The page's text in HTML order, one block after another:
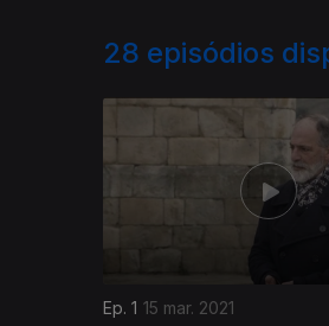
28 episódios
Ep. 1 15 mar. 2021